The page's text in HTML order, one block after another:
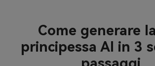
Come generare
principessa AI in 3